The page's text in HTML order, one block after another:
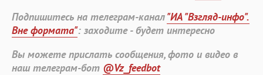
Подпишитесь на телеграм-канал"ИА "Взгляд-инфо".
Вне формата": заходите - будет интересно
Вы можете прислать сообщения, фото и видео в
наш телеграм-бот @Vz_feedbot